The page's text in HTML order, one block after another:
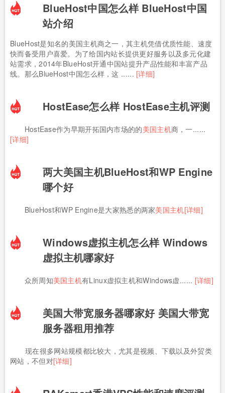
BlueHost中国怎么样 BlueHost中国
站介绍
BlueHost是知名的美国主机商之一，其主机凭借优质性能、速度
快而备受用户喜爱。为了给国内站长提供更好服务以及多元化建
站需求，2014年BlueHost开通中国站提升产品性能和丰富产品
线。那么BlueHost中国怎么样，这 ...... [详细]
HostEase怎么样 HostEase主机评测
HostEase作为早期开拓国内市场的的美国主机商，一......
[详细]
两大美国主机BlueHost和WP Engine
哪个好
BlueHost和WP Engine是大家熟悉的两家美国主机[详细]
Windows虚拟主机怎么样 Windows
虚拟主机哪家好
众所周知美国主机有Linux虚拟主机和Windows虚...... [详细]
美国大带宽服务器哪家好 美国大带宽
服务器租用推荐
现在很多网站规模都比较大，尤其是视频、下载以及外贸类
网站，不但对[详细]